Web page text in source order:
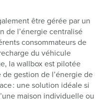
être gérée par un
de l’énergie centralisé
consommateurs de
du véhicule
la wallbox est pilotée
gestion de l’énergie de
: une solution idéale si
maison individuelle ou